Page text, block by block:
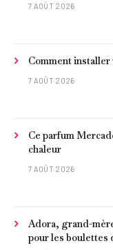
7 AOÛT 2026
Comment installer
7 AOÛT 2026
Ce parfum
chaleur
7 AOÛT 2026
Adora, grand-
pour les boulettes